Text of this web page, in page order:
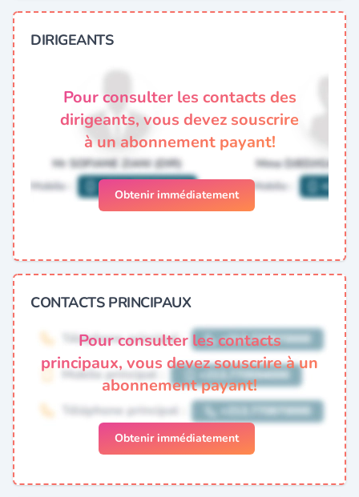
DIRIGEANTS
Pour consulter les contacts des
dirigeants, vous devez souscrire
à un abonnement payant!
Obtenir immédiatement
CONTACTS PRINCIPAUX
Pour consulter les contacts
principaux, vous devez souscrire à un
abonnement payant!
Obtenir immédiatement